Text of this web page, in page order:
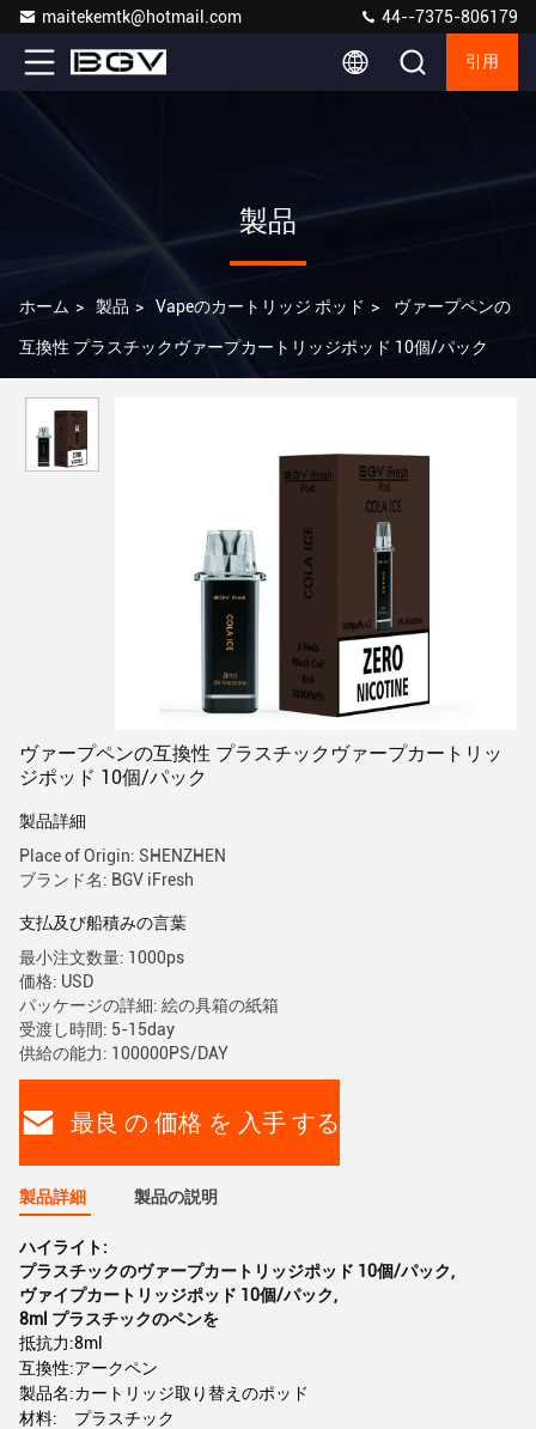
maitekemtk@hotmail.com 44--7375-806179
引用
製品
ホーム > 製品 > Vapeのカートリッジ ポッド > ヴァープペンの
互換性 プラスチックヴァープカートリッジポッド 10個/パック
ヴァープペンの互換性 プラスチックヴァープカートリッ
ジポッド 10個/パック
製品詳細
Place of Origin: SHENZHEN
ブランド名: BGV iFresh
支払及び船積みの言葉
最小注文数量: 1000ps
価格: USD
パッケージの詳細: 絵の具箱の紙箱
受渡し時間: 5-15day
供給の能力: 100000PS/DAY
最良 の 価格 を 入手 する
製品詳細 製品の説明
ハイライト:
プラスチックのヴァープカートリッジポッド 10個/パック,
ヴァイプカートリッジポッド 10個/パック,
8ml プラスチックのペンを
抵抗力:8ml
互換性:アークペン
製品名:カートリッジ取り替えのポッド
材料:
プラスチック